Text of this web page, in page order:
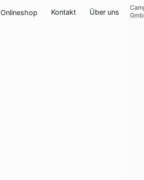
Onlineshop Kontakt Über uns